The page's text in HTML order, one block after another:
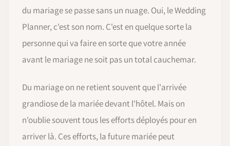
du mariage se passe sans un nuage. Oui, le Wedding
Planner, c'est son nom. C'est en quelque sorte la
personne qui va faire en sorte que votre année
avant le mariage ne soit pas un total cauchemar.
Du mariage on ne retient souvent que l'arrivée
grandiose de la mariée devant l'hôtel. Mais on
n'oublie souvent tous les efforts déployés pour en
arriver là. Ces efforts, la future mariée peut